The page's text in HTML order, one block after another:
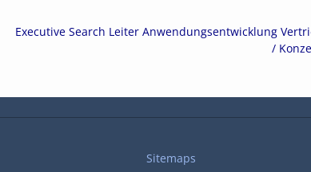
Executive Search Leiter Anwendungsentwicklung
/
Sitemaps